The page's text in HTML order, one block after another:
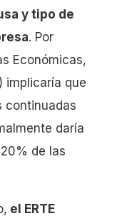
y tipo de
. Por
Económicas,
implicaría que
continuadas
daría
de las
el ERTE